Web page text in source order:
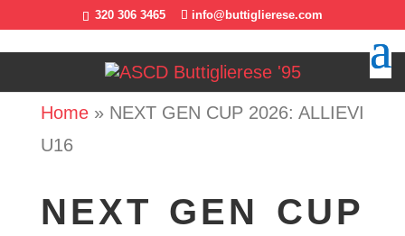
320 306 3465 info@buttiglierese.com
Home» NEXT GEN CUP 2026: ALLIEVI
U16
NEXT GEN CUP